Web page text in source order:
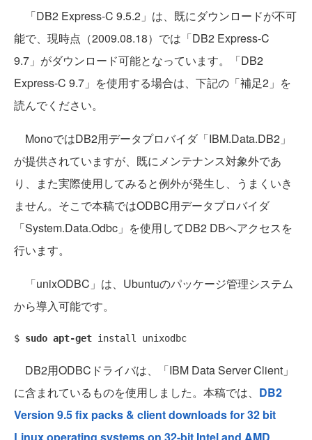
「DB2 Express-C 9.5.2」は、既にダウンロードが不可
能で、現時点（2009.08.18）では「DB2 Express-C
9.7」がダウンロード可能となっています。「DB2
Express-C 9.7」を使用する場合は、下記の「補足2」を
読んでください。
MonoではDB2用データプロバイダ「IBM.Data.DB2」
が提供されていますが、既にメンテナンス対象外であ
り、また実際使用してみると例外が発生し、うまくいき
ません。そこで本稿ではODBC用データプロバイダ
「System.Data.Odbc」を使用してDB2 DBへアクセスを
行います。
「unixODBC」は、Ubuntuのパッケージ管理システム
から導入可能です。
$ sudo apt-get
DB2用ODBCドライバは、「IBM Data Server Client」
に含まれているものを使用しました。本稿では、 DB2
Version 9.5 fix packs & client downloads for 32 bit